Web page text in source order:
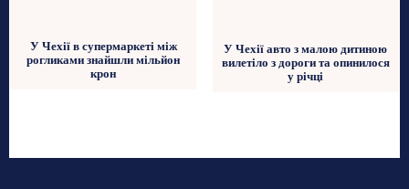
У Чехії в супермаркеті між
рогликами знайшли мільйон
крон
У Чехії авто з малою дитиною
вилетіло з дороги та опинилося
у річці